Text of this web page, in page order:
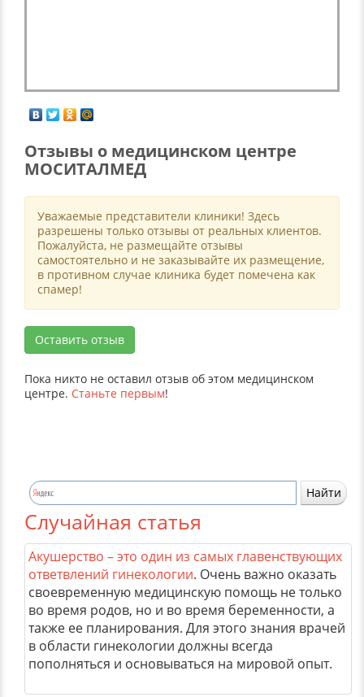
Отзывы о медицинском центре
МОСИТАЛМЕД
Уважаемые представители клиники! Здесь
разрешены только отзывы от реальных клиентов.
Пожалуйста, не размещайте отзывы
самостоятельно и не заказывайте их размещение,
в противном случае клиника будет помечена как
спамер!
Оставить отзыв
Пока никто не оставил отзыв об этом медицинском
центре. Станьте первым!
Случайная статья
Акушерство – это один из самых главенствующих
ответвлений гинекологии. Очень важно оказать
своевременную медицинскую помощь не только
во время родов, но и во время беременности, а
также ее планирования. Для этого знания врачей
в области гинекологии должны всегда
пополняться и основываться на мировой опыт.